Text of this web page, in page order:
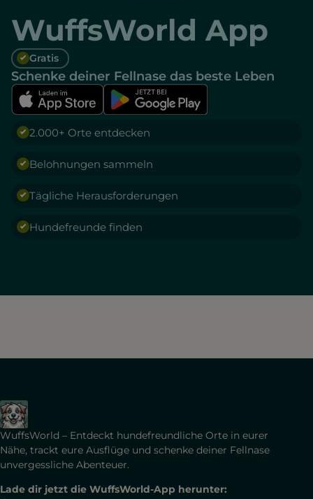
WuffsWorld App
Gratis
Schenke deiner Fellnase das beste Leben
2.000+ Orte entdecken
Belohnungen sammeln
Tägliche Herausforderungen
Hundefreunde finden
WuffsWorld – Entdeckt hundefreundliche Orte in eurer
Nähe, trackt eure Ausflüge und schenke deiner Fellnase
unvergessliche Abenteuer.
Lade dir jetzt die WuffsWorld-App herunter: